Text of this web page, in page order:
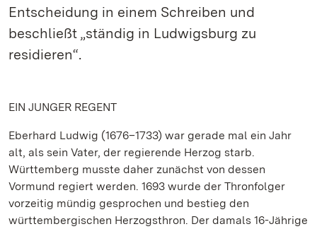
Entscheidung in einem Schreiben und
beschließt „ständig in Ludwigsburg zu
residieren“.
EIN JUNGER REGENT
Eberhard Ludwig (1676–1733) war gerade mal ein Jahr
alt, als sein Vater, der regierende Herzog starb.
Württemberg musste daher zunächst von dessen
Vormund regiert werden. 1693 wurde der Thronfolger
vorzeitig mündig gesprochen und bestieg den
württembergischen Herzogsthron. Der damals 16-Jährige